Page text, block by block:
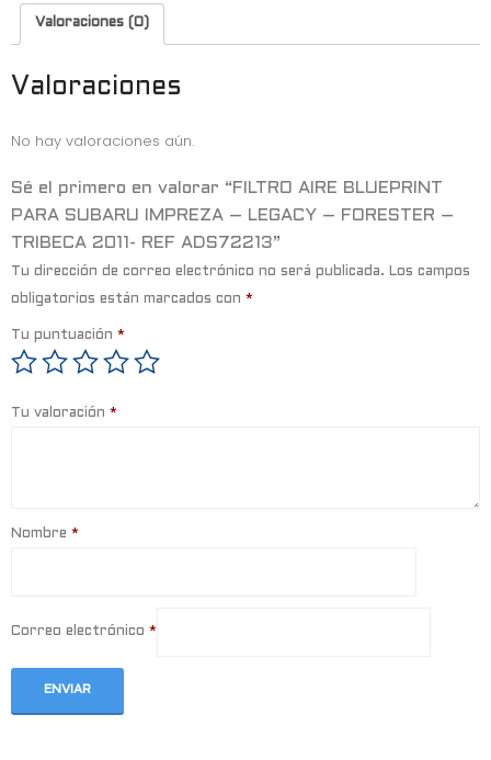
c
b
o
k
it
e
a
s
p
l
Valoraciones (0)
Valoraciones
No hay valoraciones aún.
Sé el primero en valorar “FILTRO AIRE BLUEPRINT
PARA SUBARU IMPREZA – LEGACY – FORESTER –
TRIBECA 2011- REF ADS72213”
Tu dirección de correo electrónico no será publicada. Los campos
obligatorios están marcados con *
Tu puntuación *
Tu valoración *
Nombre *
Correo electrónico *